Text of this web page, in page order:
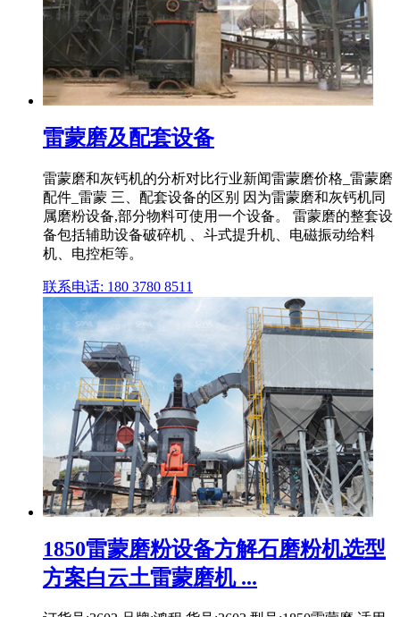
雷蒙磨及配套设备
雷蒙磨和灰钙机的分析对比行业新闻雷蒙磨价格_雷蒙磨
配件_雷蒙 三、配套设备的区别 因为雷蒙磨和灰钙机同
属磨粉设备,部分物料可使用一个设备。 雷蒙磨的整套设
备包括辅助设备破碎机 、斗式提升机、电磁振动给料
机、电控柜等。
联系电话: 180 3780 8511
1850雷蒙磨粉设备方解石磨粉机选型
方案白云土雷蒙磨机 ...